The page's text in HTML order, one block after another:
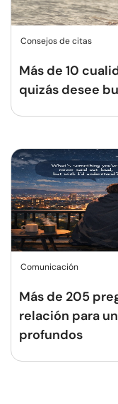
Consejos de citas
Más de 10
quizás desee
Comunicación
Más de 205
relación para
profundos